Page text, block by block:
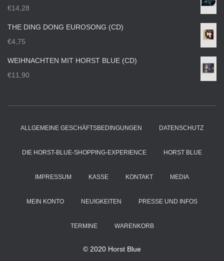
€14,28
THE DING DONG EUROSONG (CD)
€4,75
WEIHNACHTEN MIT HORST BLUE (CD)
€11,90
ALLGEMEINE GESCHÄFTSBEDINGUNGEN DATENSCHUTZ
DIE HORST-BLUE-SHOPPING-EXPERIENCE HORST BLUE
IMPRESSUM KASSE KONTAKT MEDIA
MEIN KONTO NEUIGKEITEN PRESSE UND INFOS
TERMINE WARENKORB
© 2020 Horst Blue